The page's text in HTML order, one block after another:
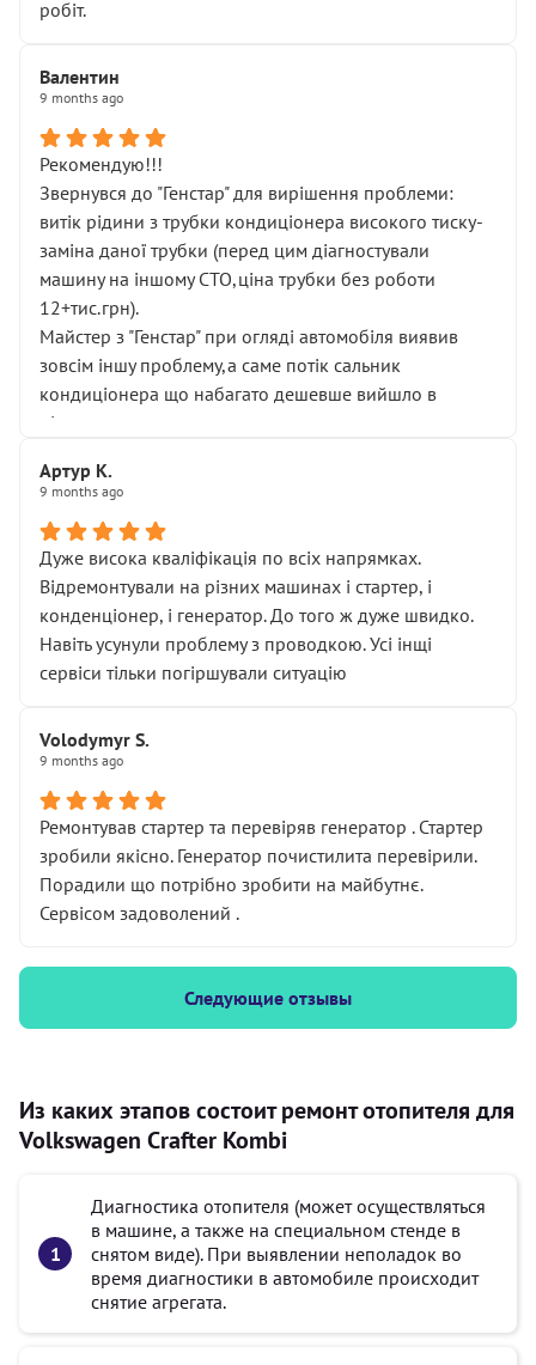
робіт.
Валентин
9 months ago
Рекомендую!!!
Звернувся до "Генстар" для вирішення проблеми:
витік рідини з трубки кондиціонера високого тиску-
заміна даної трубки (перед цим діагностували
машину на іншому СТО,ціна трубки без роботи
12+тис.грн).
Майстер з "Генстар" при огляді автомобіля виявив
зовсім іншу проблему,а саме потік сальник
кондиціонера що набагато дешевше вийшло в
підсумку.
Артур К.
9 months ago
Дуже висока кваліфікація по всіх напрямках.
Відремонтували на різних машинах і стартер, і
конденціонер, і генератор. До того ж дуже швидко.
Навіть усунули проблему з проводкою. Усі інщі
сервіси тільки погіршували ситуацію
Volodymyr S.
9 months ago
Ремонтував стартер та перевіряв генератор . Стартер
зробили якісно. Генератор почистилита перевірили.
Порадили що потрібно зробити на майбутнє.
Сервісом задоволений .
Следующие отзывы
Из каких этапов состоит ремонт отопителя для
Volkswagen Crafter Kombi
Диагностика отопителя (может осуществляться
в машине, а также на специальном стенде в
снятом виде). При выявлении неполадок во
время диагностики в автомобиле происходит
снятие агрегата.